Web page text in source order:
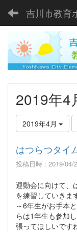
吉川市教育
2019年4
2019年4月
はつらつタイ
投稿日時 : 2019/04/
運動会に向けて、
を練習していきま
～6年生がお手本
らは1年生も参加
張ってほしいです